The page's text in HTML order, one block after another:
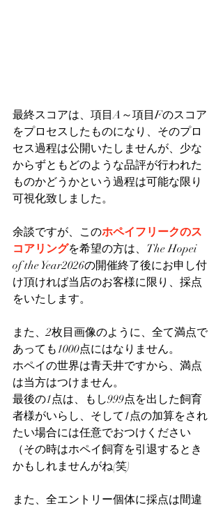
最終スコアは、項目A～項目Fのスコア
をプロセスしたものになり、そのプロ
セス過程は公開いたしませんが、少な
からずともどのような品評が行われた
ものかどうかという過程は可能な限り
可視化致しました。
余談ですが、このホペイフリークのス
コアリングを希望の方は、The Hopei
of the Year2026の開催終了後にお申し付
け頂ければ当店のお客様に限り、採点
をいたします。
また、2枚目画像のように、全て満点で
あっても1000点にはなりません。
ホペイの世界は青天井ですから、満点
は当方はつけません。
最後の1点は、もし999点を出した飼育
者様がいらし、そして1点の加算をされ
たい場合には任意でおつけください
（その時はホペイ飼育を引退するとき
かもしれませんがね(笑)
また、全エントリー個体に採点は間違